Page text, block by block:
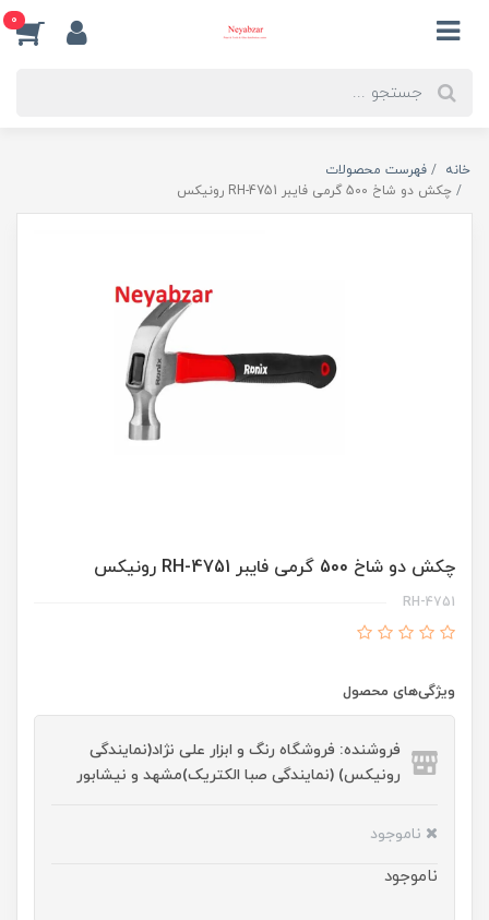
0
خانه
فهرست محصولات
چکش دو شاخ 500 گرمی فایبر RH-4751 رونیکس
چکش دو شاخ 500 گرمی فایبر RH-4751 رونیکس
RH-4751
ویژگی‌های محصول
فروشنده: فروشگاه رنگ و ابزار علی نژاد(نمایندگی
رونیکس) (نمایندگی صبا الکتریک)مشهد و نیشابور
ناموجود
ناموجود